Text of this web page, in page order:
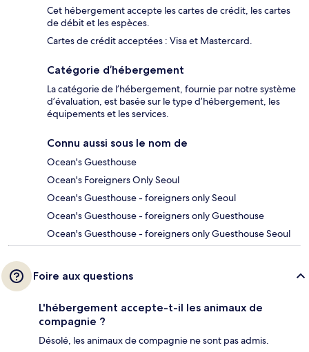
Cet hébergement accepte les cartes de crédit, les cartes
de débit et les espèces.
Cartes de crédit acceptées : Visa et Mastercard.
Catégorie d’hébergement
La catégorie de l’hébergement, fournie par notre système
d’évaluation, est basée sur le type d’hébergement, les
équipements et les services.
Connu aussi sous le nom de
Ocean's Guesthouse
Ocean's Foreigners Only Seoul
Ocean's Guesthouse - foreigners only Seoul
Ocean's Guesthouse - foreigners only Guesthouse
Ocean's Guesthouse - foreigners only Guesthouse Seoul
Foire aux questions
L'hébergement accepte-t-il les animaux de
compagnie ?
Désolé, les animaux de compagnie ne sont pas admis.